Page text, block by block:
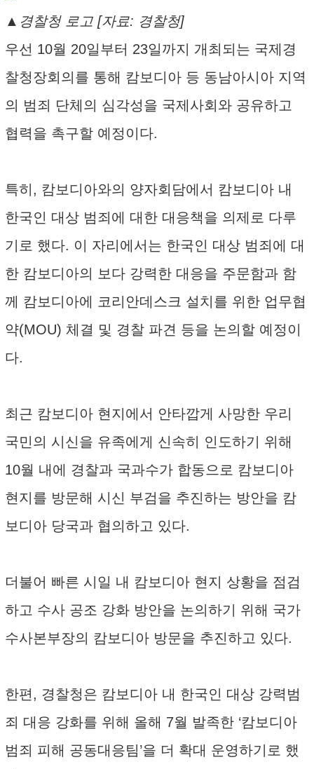
▲경찰청 로고 [자료: 경찰청]
우선 10월 20일부터 23일까지 개최되는 국제경
찰청장회의를 통해 캄보디아 등 동남아시아 지역
의 범죄 단체의 심각성을 국제사회와 공유하고
협력을 촉구할 예정이다.
특히, 캄보디아와의 양자회담에서 캄보디아 내
한국인 대상 범죄에 대한 대응책을 의제로 다루
기로 했다. 이 자리에서는 한국인 대상 범죄에 대
한 캄보디아의 보다 강력한 대응을 주문함과 함
께 캄보디아에 코리안데스크 설치를 위한 업무협
약(MOU) 체결 및 경찰 파견 등을 논의할 예정이
다.
최근 캄보디아 현지에서 안타깝게 사망한 우리
국민의 시신을 유족에게 신속히 인도하기 위해
10월 내에 경찰과 국과수가 합동으로 캄보디아
현지를 방문해 시신 부검을 추진하는 방안을 캄
보디아 당국과 협의하고 있다.
더불어 빠른 시일 내 캄보디아 현지 상황을 점검
하고 수사 공조 강화 방안을 논의하기 위해 국가
수사본부장의 캄보디아 방문을 추진하고 있다.
한편, 경찰청은 캄보디아 내 한국인 대상 강력범
죄 대응 강화를 위해 올해 7월 발족한 ‘캄보디아
범죄 피해 공동대응팀’을 더 확대 운영하기로 했